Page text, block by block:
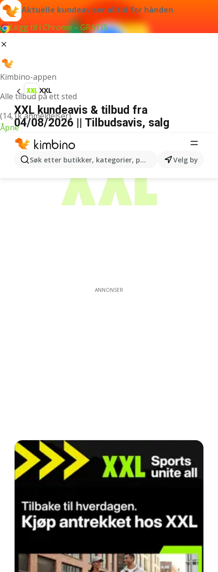
Aktuelle kundeaviser alltid for hånden
Legg til i Chrome – GRATIS
Kimbino-appen
Alle tilbud på ett sted
(14,1k anmeldelser)
Åpne
Søk etter butikker, kategorier, produkter...Velg by
XXL
XXL kundeavis & tilbud fra
04/08/2026 || Tilbudsavis, salg
ANNONSER